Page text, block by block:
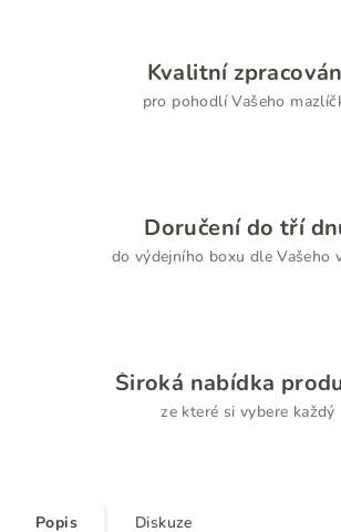
Kvalitní
pro pohodlí Vašeho
Doručení do tří
do výdejního boxu dle Vašeho
Široká nabídka
ze které si vybere každý
Popis Diskuze